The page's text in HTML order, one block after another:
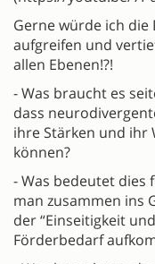
Gerne würde ich
aufgreifen und
allen Ebenen!?!
- Was braucht es
dass
ihre Stärken und ihr
können?
- Was bedeutet dies
man zusammen ins
der “Einseitigkeit
Förderbedarf